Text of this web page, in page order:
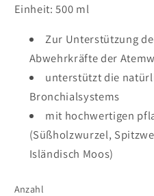
Einheit: 500 ml
Zur Unterstützung
Abwehrkräfte der
unterstützt die
Bronchialsystems
mit hochwertigen
(Süßholzwurzel,
Isländisch Moos)
Anzahl